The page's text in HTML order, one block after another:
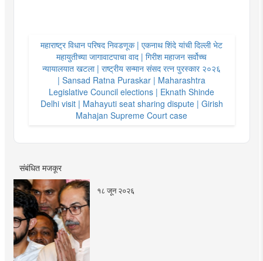
महाराष्ट्र विधान परिषद निवडणूक | एकनाथ शिंदे यांची दिल्ली भेट
महायुतीच्या जागावाटपाचा वाद | गिरीश महाजन सर्वोच्च
न्यायालयात खटला | राष्ट्रीय सन्मान संसद रत्न पुरस्कार २०२६
| Sansad Ratna Puraskar | Maharashtra
Legislative Council elections | Eknath Shinde
Delhi visit | Mahayuti seat sharing dispute | Girish
Mahajan Supreme Court case
संबंधित मजकूर
१८ जून २०२६